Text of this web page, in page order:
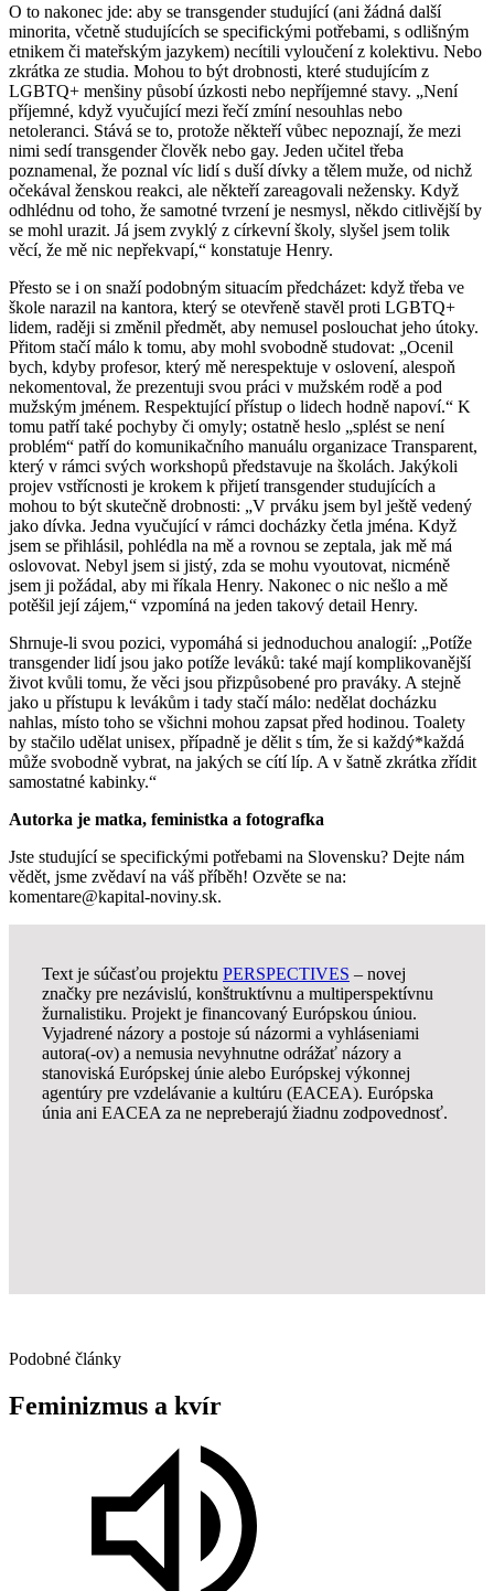
O to nakonec jde: aby se transgender studující (ani žádná další
minorita, včetně studujících se specifickými potřebami, s odlišným
etnikem či mateřským jazykem) necítili vyloučení z kolektivu. Nebo
zkrátka ze studia. Mohou to být drobnosti, které studujícím z
LGBTQ+ menšiny působí úzkosti nebo nepříjemné stavy. „Není
příjemné, když vyučující mezi řečí zmíní nesouhlas nebo
netoleranci. Stává se to, protože někteří vůbec nepoznají, že mezi
nimi sedí transgender člověk nebo gay. Jeden učitel třeba
poznamenal, že poznal víc lidí s duší dívky a tělem muže, od nichž
očekával ženskou reakci, ale někteří zareagovali nežensky. Když
odhlédnu od toho, že samotné tvrzení je nesmysl, někdo citlivější by
se mohl urazit. Já jsem zvyklý z církevní školy, slyšel jsem tolik
věcí, že mě nic nepřekvapí,“ konstatuje Henry.
Přesto se i on snaží podobným situacím předcházet: když třeba ve
škole narazil na kantora, který se otevřeně stavěl proti LGBTQ+
lidem, raději si změnil předmět, aby nemusel poslouchat jeho útoky.
Přitom stačí málo k tomu, aby mohl svobodně studovat: „Ocenil
bych, kdyby profesor, který mě nerespektuje v oslovení, alespoň
nekomentoval, že prezentuji svou práci v mužském rodě a pod
mužským jménem. Respektující přístup o lidech hodně napoví.“ K
tomu patří také pochyby či omyly; ostatně heslo „splést se není
problém“ patří do komunikačního manuálu organizace Transparent,
který v rámci svých workshopů představuje na školách. Jakýkoli
projev vstřícnosti je krokem k přijetí transgender studujících a
mohou to být skutečně drobnosti: „V prváku jsem byl ještě vedený
jako dívka. Jedna vyučující v rámci docházky četla jména. Když
jsem se přihlásil, pohlédla na mě a rovnou se zeptala, jak mě má
oslovovat. Nebyl jsem si jistý, zda se mohu vyoutovat, nicméně
jsem ji požádal, aby mi říkala Henry. Nakonec o nic nešlo a mě
potěšil její zájem,“ vzpomíná na jeden takový detail Henry.
Shrnuje-li svou pozici, vypomáhá si jednoduchou analogií: „Potíže
transgender lidí jsou jako potíže leváků: také mají komplikovanější
život kvůli tomu, že věci jsou přizpůsobené pro praváky. A stejně
jako u přístupu k levákům i tady stačí málo: nedělat docházku
nahlas, místo toho se všichni mohou zapsat před hodinou. Toalety
by stačilo udělat unisex, případně je dělit s tím, že si každý*každá
může svobodně vybrat, na jakých se cítí líp. A v šatně zkrátka zřídit
samostatné kabinky.“
Autorka je matka, feministka a fotografka
Jste studující se specifickými potřebami na Slovensku? Dejte nám
vědět, jsme zvědaví na váš příběh! Ozvěte se na:
komentare@kapital-noviny.sk.
Text je súčasťou projektu PERSPECTIVES – novej
značky pre nezávislú, konštruktívnu a multiperspektívnu
žurnalistiku. Projekt je financovaný Európskou úniou.
Vyjadrené názory a postoje sú názormi a vyhláseniami
autora(-ov) a nemusia nevyhnutne odrážať názory a
stanoviská Európskej únie alebo Európskej výkonnej
agentúry pre vzdelávanie a kultúru (EACEA). Európska
únia ani EACEA za ne nepreberajú žiadnu zodpovednosť.
Podobné články
Feminizmus a kvír